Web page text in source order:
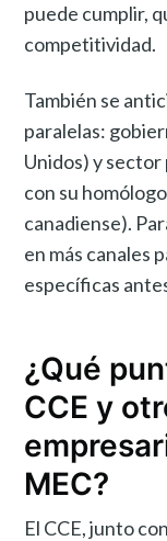
puede cumplir,
competitividad.
También se
paralelas:
Unidos) y
con su
canadiense).
en más canales
específicas
¿Qué
CCE y
MEC?
El CCE, junto